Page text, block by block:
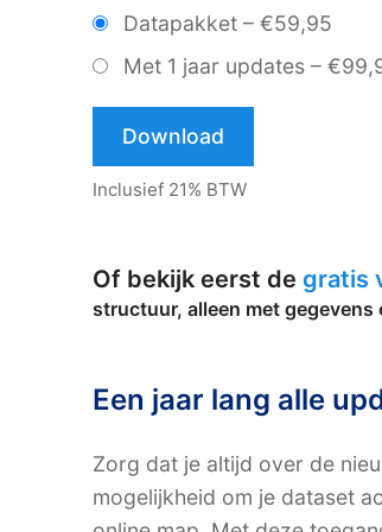
Datapakket – €59,95
Met 1 jaar updates –
Download
Inclusief 21% BTW
Of bekijk eerst de gratis
structuur, alleen met gegevens
Een jaar lang alle
Zorg dat je altijd over de
mogelijkheid om je dataset